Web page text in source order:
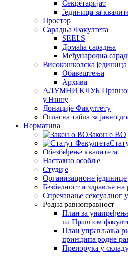
Секретаријат
Јединица за
Простор
Сарадња Факултета
SEELS
Домаћа сарадња
Међународна
Високошколска
Обавештења
Архива
АЛУМНИ КЛУБ Правног
у Нишу
Донације Факултету
Огласна табла за јавно
Норматива
Закон о ВО
Обезбеђење квалитета
Наставно особље
Студије
Организационе јединице
Безбедност и здравље на
Спречавање сексуалног
Родна равноправност
План за
на Правном
План управљања
принципа родне
Препорука у